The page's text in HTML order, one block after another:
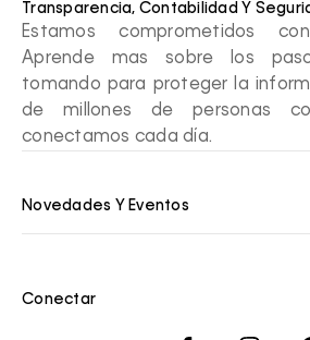
Transparencia, Contabilidad Y
Estamos comprometidos
Aprende mas sobre los
tomando para proteger la
de millones de personas
conectamos cada día.
Novedades Y Eventos
Conectar